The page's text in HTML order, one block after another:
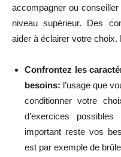
accompagner ou
niveau supérieur. Des
aider à éclairer votre choix.
Confrontez les
besoins: l’usage que
conditionner votre
d’exercices
important reste vos
est par exemple de